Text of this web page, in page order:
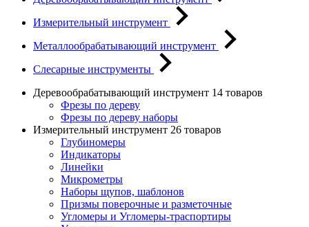
Измерительный инструмент
Металлообрабатывающий инструмент
Слесарные инструменты
Деревообрабатывающий инструмент 14 товаров
Фрезы по дереву
Фрезы по дереву наборы
Измерительный инструмент 26 товаров
Глубиномеры
Индикаторы
Линейки
Микрометры
Наборы щупов, шаблонов
Призмы поверочные и разметочные
Угломеры и Угломеры-траспортиры